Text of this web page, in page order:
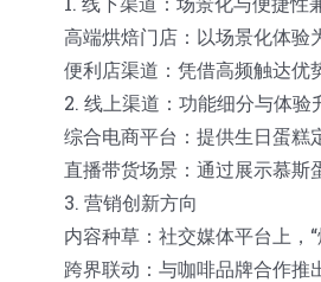
高端烘焙门店：以场景化体验
便利店渠道：凭借高频触达优
2. 线上渠道：功能细分与体验
综合电商平台：提供生日蛋糕
直播带货场景：通过展示慕斯
3. 营销创新方向
内容种草：社交媒体平台上，
跨界联动：与咖啡品牌合作推